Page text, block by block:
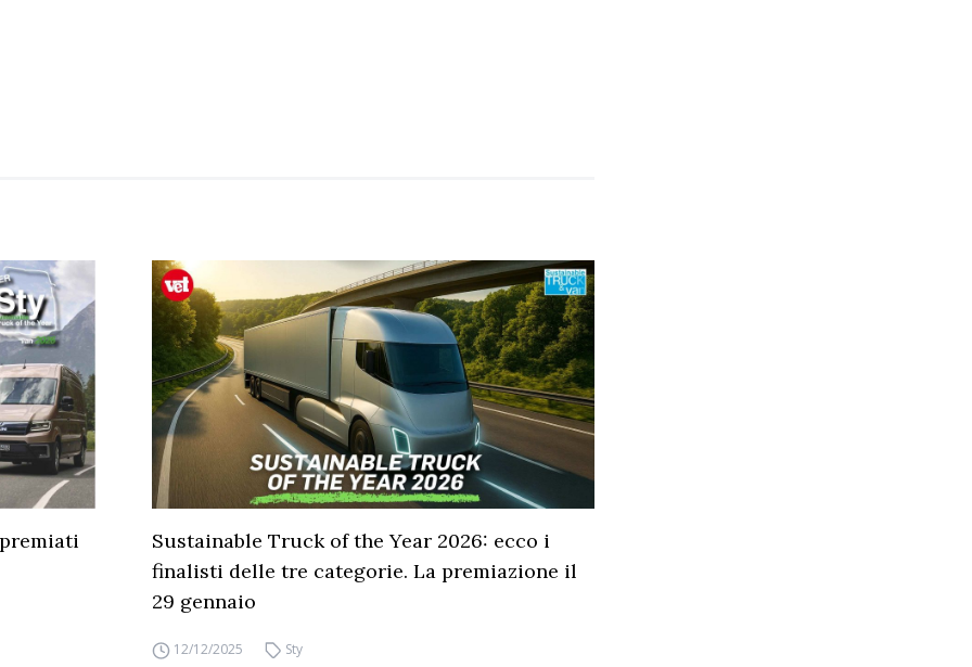
Sustainable Truck of the Year 2026: ecco i
finalisti delle tre categorie. La premiazione il
29 gennaio
12/12/2025 Sty